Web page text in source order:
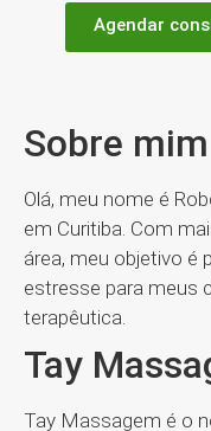
Agendar
Sobre mim
Olá, meu nome é
em Curitiba. Com
área, meu objetivo é
estresse para meus
terapêutica.
Tay
Tay Massagem é o